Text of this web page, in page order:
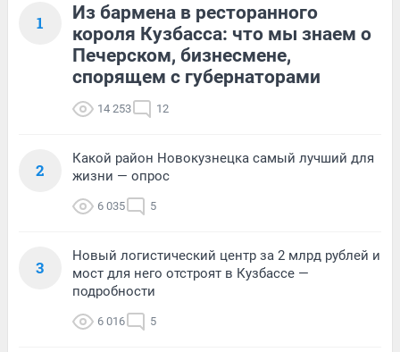
1
Из бармена в ресторанного
короля Кузбасса: что мы знаем о
Печерском, бизнесмене,
спорящем с губернаторами
14 253 12
2
Какой район Новокузнецка самый лучший для
жизни — опрос
6 035 5
3
Новый логистический центр за 2 млрд рублей и
мост для него отстроят в Кузбассе —
подробности
6 016 5